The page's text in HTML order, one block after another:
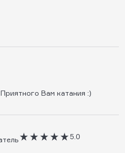
Вам катания :)
5.0